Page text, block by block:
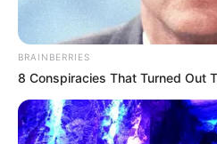
BRAINBERRIES
8 Conspiracies That Turned Out